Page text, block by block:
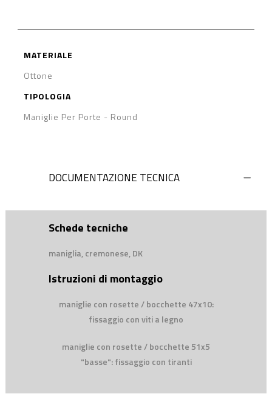
MATERIALE
Ottone
TIPOLOGIA
Maniglie Per Porte - Round
DOCUMENTAZIONE TECNICA
Schede tecniche
maniglia, cremonese, DK
Istruzioni di montaggio
maniglie con rosette / bocchette 47x10:
fissaggio con viti a legno
maniglie con rosette / bocchette 51x5
"basse": fissaggio con tiranti